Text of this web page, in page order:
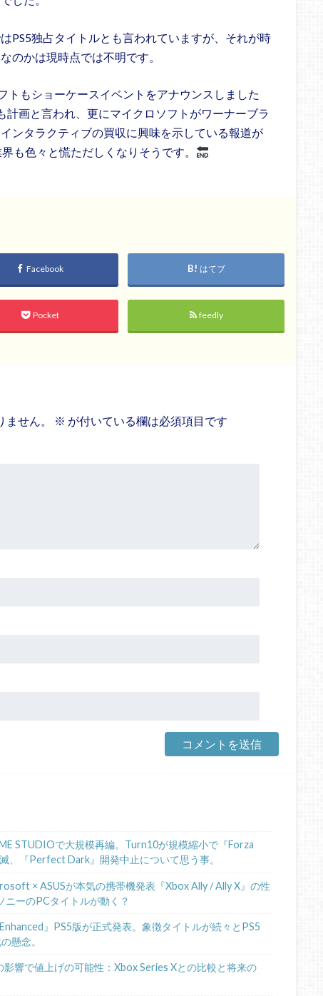
PS5独占タイトルとも言われていますが、それが時
のかは現時点では不明です。
トもショーケースイベントをアナウンスしました
計画と言われ、更にマイクロソフトがワーナーブラ
ンタラクティブの買収に興味を示している報道が
も色々と慌ただしくなりそうです。
Facebook はてブ
Pocket feedly
せん。 ※ が付いている欄は必須項目です
STUDIOで大規模再編。Turn10が規模縮小で『Forza
『Perfect Dark』開発中止について思う事。
× ASUSが本気の携帯機発表『Xbox Ally / Ally X』の性
ニーのPCタイトルが動く？
Enhanced』PS5版が正式発表。象徴タイトルが続々とPS5
懸念。
影響で値上げの可能性：Xbox Series Xとの比較と将来の